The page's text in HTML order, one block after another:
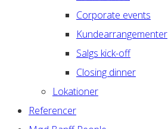
Corporate events
Kundearrangementer
Salgs kick-off
Closing dinner
Lokationer
Referencer